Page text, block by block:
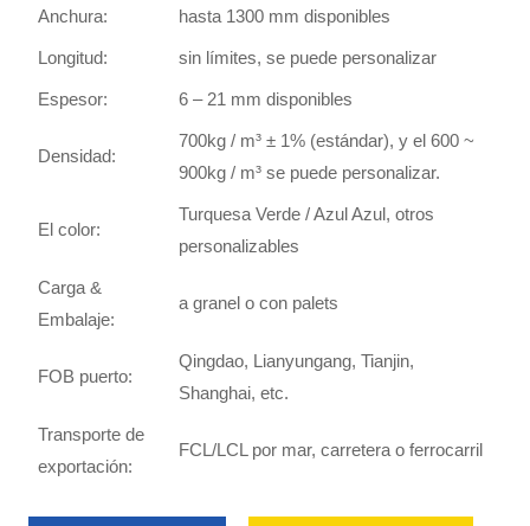
Anchura: hasta 1300 mm disponibles
Longitud: sin límites, se puede personalizar
Espesor: 6 – 21 mm disponibles
Densidad:
700kg / m³ ± 1% (estándar), y el 600 ~
900kg / m³ se puede personalizar.
El color:
Turquesa Verde / Azul Azul, otros
personalizables
Carga &
Embalaje:
a granel o con palets
FOB puerto:
Qingdao, Lianyungang, Tianjin,
Shanghai, etc.
Transporte de
exportación:
FCL/LCL por mar, carretera o ferrocarril